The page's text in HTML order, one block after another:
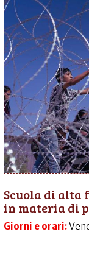
Scuola di alta
in materia di
Giorni e orari: